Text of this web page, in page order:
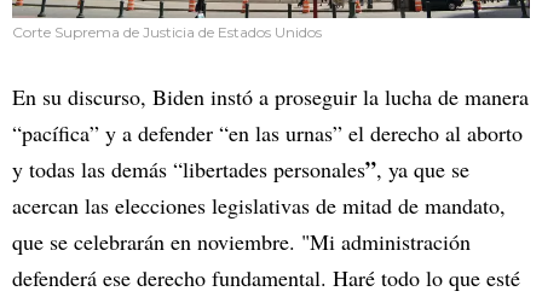
Corte Suprema de Justicia de Estados Unidos
En su discurso, Biden instó a proseguir la lucha de manera
“pacífica” y a defender “en las urnas” el derecho al aborto
y todas las demás “libertades personales”, ya que se
acercan las elecciones legislativas de mitad de mandato,
que se celebrarán en noviembre. "Mi administración
defenderá ese derecho fundamental. Haré todo lo que esté